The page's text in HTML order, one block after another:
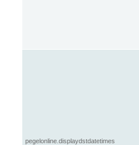
pegelonline.displaydstdatetimes